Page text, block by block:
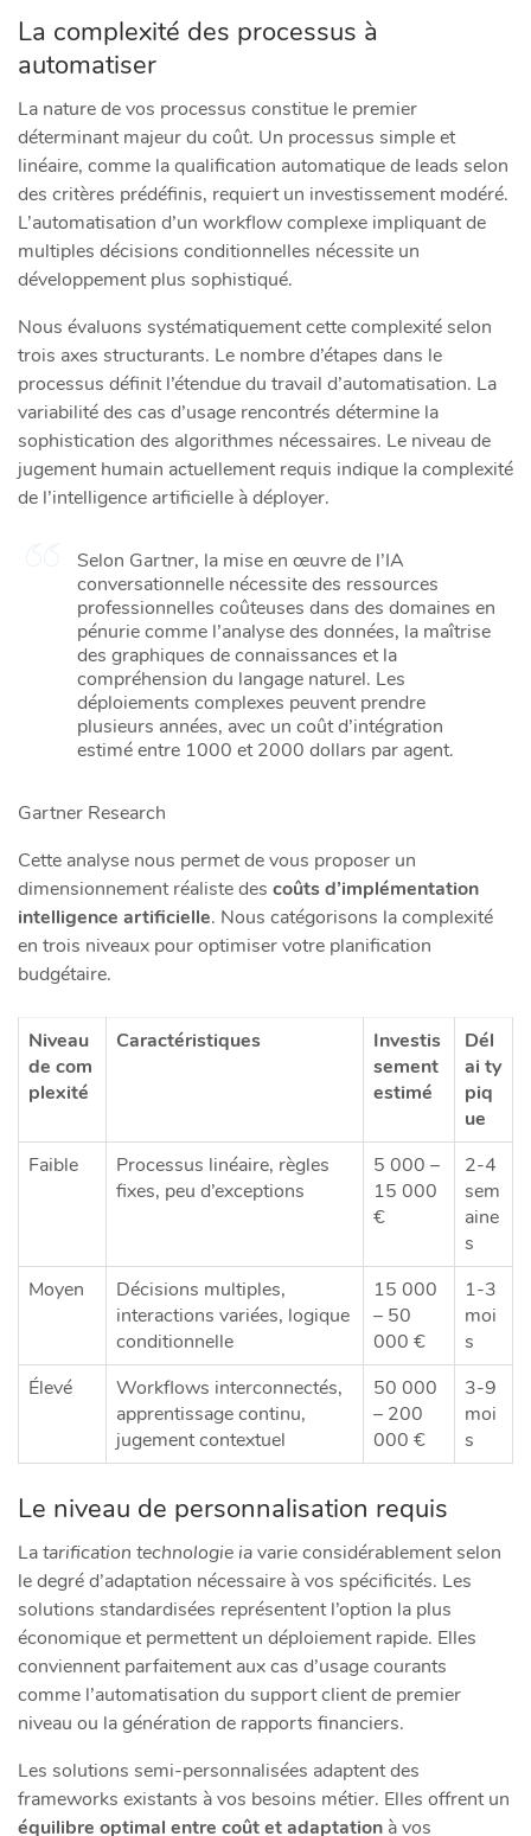
La complexité des processus à
automatiser
La nature de vos processus constitue le premier
déterminant majeur du coût. Un processus simple et
linéaire, comme la qualification automatique de leads selon
des critères prédéfinis, requiert un investissement modéré.
L’automatisation d’un workflow complexe impliquant de
multiples décisions conditionnelles nécessite un
développement plus sophistiqué.
Nous évaluons systématiquement cette complexité selon
trois axes structurants. Le nombre d’étapes dans le
processus définit l’étendue du travail d’automatisation. La
variabilité des cas d’usage rencontrés détermine la
sophistication des algorithmes nécessaires. Le niveau de
jugement humain actuellement requis indique la complexité
de l’intelligence artificielle à déployer.
Selon Gartner, la mise en œuvre de l’IA
conversationnelle nécessite des ressources
professionnelles coûteuses dans des domaines en
pénurie comme l’analyse des données, la maîtrise
des graphiques de connaissances et la
compréhension du langage naturel. Les
déploiements complexes peuvent prendre
plusieurs années, avec un coût d’intégration
estimé entre 1000 et 2000 dollars par agent.
Gartner Research
Cette analyse nous permet de vous proposer un
dimensionnement réaliste des coûts d’implémentation
intelligence artificielle. Nous catégorisons la complexité
en trois niveaux pour optimiser votre planification
budgétaire.
Niveau
de com
plexité
Caractéristiques
Investis
sement
estimé
Dél
ai ty
piq
ue
Faible
Processus linéaire, règles
fixes, peu d’exceptions
5 000 –
15 000
€
2-4
sem
aine
s
Moyen
Décisions multiples,
interactions variées, logique
conditionnelle
15 000
– 50
000 €
1-3
moi
s
Élevé
Workflows interconnectés,
apprentissage continu,
jugement contextuel
50 000
– 200
000 €
3-9
moi
s
Le niveau de personnalisation requis
Latarification technologie iavarie considérablement selon
le degré d’adaptation nécessaire à vos spécificités. Les
solutions standardisées représentent l’option la plus
économique et permettent un déploiement rapide. Elles
conviennent parfaitement aux cas d’usage courants
comme l’automatisation du support client de premier
niveau ou la génération de rapports financiers.
Les solutions semi-personnalisées adaptent des
frameworks existants à vos besoins métier. Elles offrent un
équilibre optimal entre coût et adaptation à vos